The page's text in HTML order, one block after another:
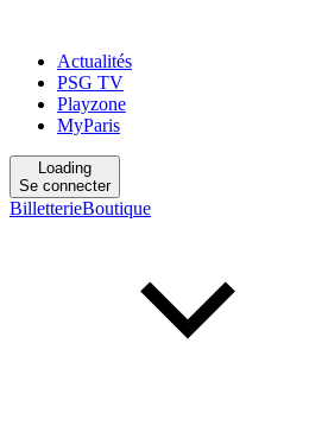
Actualités
PSG TV
Playzone
MyParis
Loading
Se connecter
BilletterieBoutique